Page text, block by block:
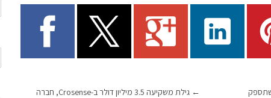
←
גילת משקיעה 3.5 מיליון דולר ב-Crosense, חברה
שתספק